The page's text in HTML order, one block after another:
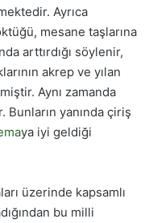
Ayrıca
mesane taşlarına
arttırdığı söylenir,
akrep ve yılan
Aynı zamanda
Bunların yanında çiriş
ya iyi geldiği
üzerinde kapsamlı
bu milli